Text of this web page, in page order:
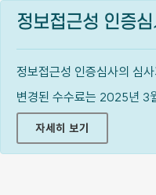
정보접근성 인증
정보접근성 인증심사의 심
변경된 수수료는 2025년 3
자세히 보기